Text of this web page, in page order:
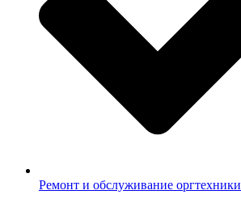
Ремонт и обслуживание оргтехники